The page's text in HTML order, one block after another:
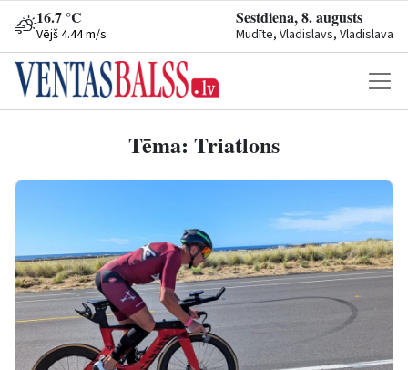
16.7 °C
Vējš 4.44 m/s
Sestdiena, 8. augusts
Mudīte, Vladislavs, Vladislava
Tēma: Triatlons